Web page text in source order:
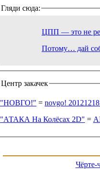
Гляди сюда:
ЦПП — это не
Потому… дай
Центр закачек
"НОВГО!" = novgo!
"АТАКА На Колёсах 2D" =
Чёрте-